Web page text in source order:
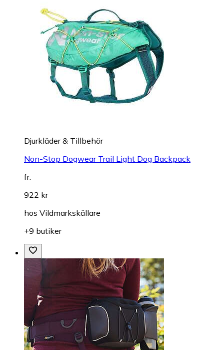
Djurkläder & Tillbehör
Non-Stop Dogwear Trail Light Dog Backpack
fr.
922 kr
hos Vildmarkskällare
+9 butiker